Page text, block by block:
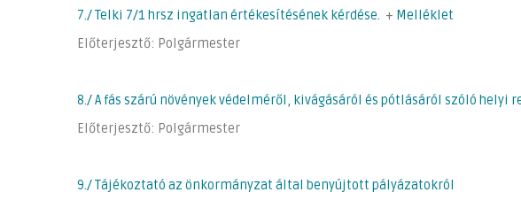
7./ Telki 7/1 hrsz ingatlan értékesítésének kérdése. + Melléklet
Előterjesztő: Polgármester
8./ A fás szárú növények védelméről, kivágásáról és pótlásáról szóló helyi
Előterjesztő: Polgármester
9./ Tájékoztató az önkormányzat által benyújtott pályázatokról